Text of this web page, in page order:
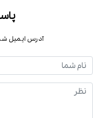
آدرس ایمیل
نام شما
نظر